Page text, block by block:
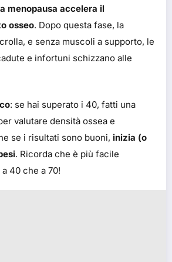
menopausa accelera il
osseo. Dopo questa fase, la
e senza muscoli a supporto, le
e infortuni schizzano alle
: se hai superato i 40, fatti una
valutare densità ossea e
se i risultati sono buoni, inizia (o
. Ricorda che è più facile
40 che a 70!